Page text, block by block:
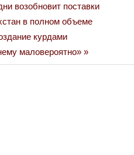
возобновит поставки
в полном объеме
курдами
маловероятно»